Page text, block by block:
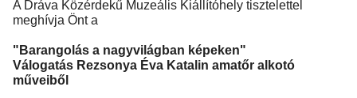
A Dráva Közérdekű Muzeális Kiállítóhely tisztelettel
meghívja Önt a
"Barangolás a nagyvilágban képeken"
Válogatás Rezsonya Éva Katalin amatőr alkotó
műveiből